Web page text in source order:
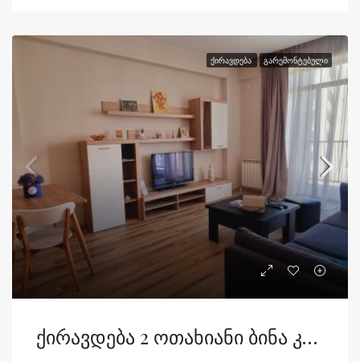
ᲥᲘᲠᲐᲕᲓᲔᲑᲐ ᲒᲐᲠᲔᲛᲝᲜᲢᲔᲑᲣᲚᲘ
Ქირავდება 2 Ოთახიანი Ბინა Კარტოზიაზე Მ2-Ში